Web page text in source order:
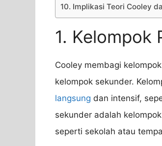
10. Implikasi Teori Cooley
1. Kelompok
Cooley membagi
kelompok sekunder.
langsung dan intensif,
sekunder adalah kelompok
seperti sekolah atau